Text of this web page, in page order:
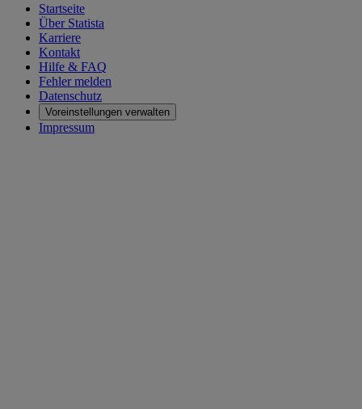
Startseite
Über Statista
Karriere
Kontakt
Hilfe & FAQ
Fehler melden
Datenschutz
Voreinstellungen verwalten
Impressum